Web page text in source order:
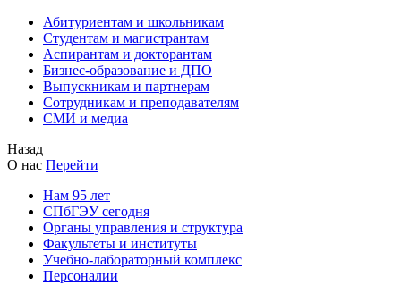
Абитуриентам и школьникам
Студентам и магистрантам
Аспирантам и докторантам
Бизнес-образование и ДПО
Выпускникам и партнерам
Сотрудникам и преподавателям
СМИ и медиа
Назад
О нас Перейти
Нам 95 лет
СПбГЭУ сегодня
Органы управления и структура
Факультеты и институты
Учебно-лабораторный комплекс
Персоналии